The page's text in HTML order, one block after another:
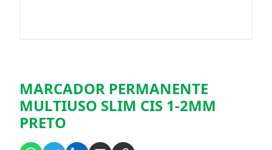
MARCADOR PERMANENTE
MULTIUSO SLIM CIS 1-2MM
PRETO